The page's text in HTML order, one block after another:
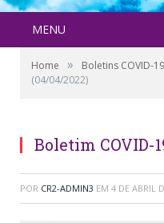
MENU
Home » Boletins COVID-19
(04/04/2022)
Boletim COVID-
POR CR2-ADMIN3 EM 4 DE ABRIL